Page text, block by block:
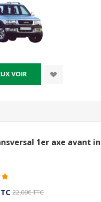
VOIR
1er axe avant
22,00€ TTC